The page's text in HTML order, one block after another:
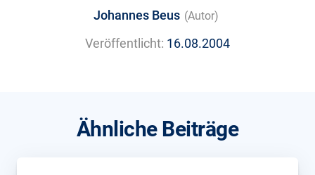
Johannes Beus (Autor)
Veröffentlicht: 16.08.2004
Ähnliche Beiträge